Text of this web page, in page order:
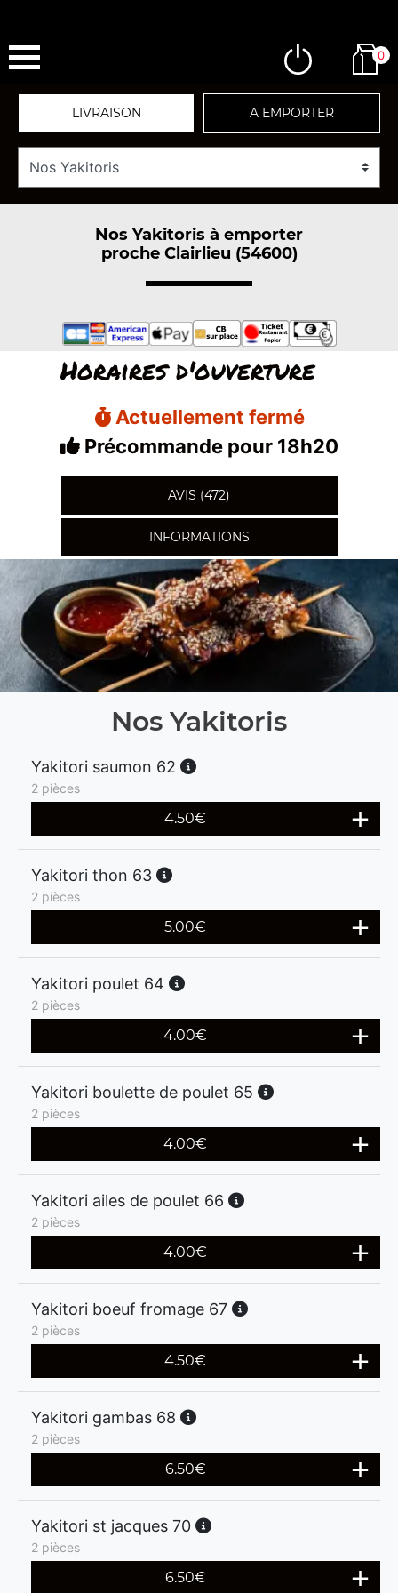
0
LIVRAISON A EMPORTER
Nos Yakitoris à emporter
proche Clairlieu (54600)
Horaires d'ouverture
Actuellement fermé
Précommande pour 18h20
AVIS (472)
INFORMATIONS
Nos Yakitoris
Yakitori saumon 62
2 pièces
4.50€
Yakitori thon 63
2 pièces
5.00€
Yakitori poulet 64
2 pièces
4.00€
Yakitori boulette de poulet 65
2 pièces
4.00€
Yakitori ailes de poulet 66
2 pièces
4.00€
Yakitori boeuf fromage 67
2 pièces
4.50€
Yakitori gambas 68
2 pièces
6.50€
Yakitori st jacques 70
2 pièces
6.50€